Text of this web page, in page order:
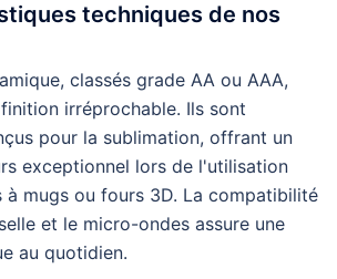
techniques de nos
classés grade AA ou AAA,
irréprochable. Ils sont
pour la sublimation, offrant un
exceptionnel lors de l'utilisation
à mugs ou fours 3D. La compatibilité
et le micro-ondes assure une
au quotidien.